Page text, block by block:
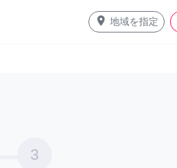
place 地域を指定
3